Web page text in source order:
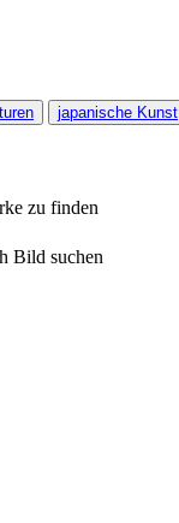
japanische Kunst
zu finden
Bild suchen